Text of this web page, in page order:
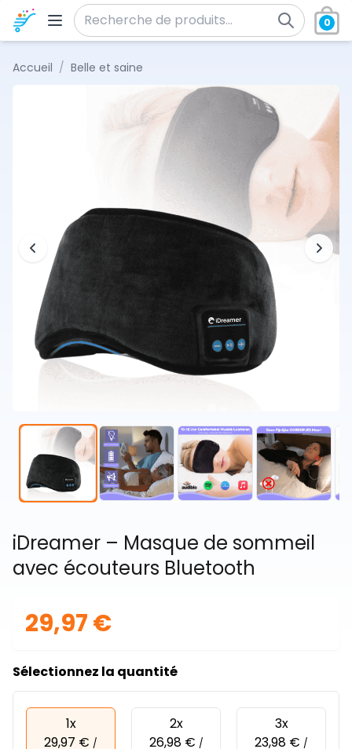
Aller au contenu
Recherche pour :
0
Accueil / Belle et saine
iDreamer – Masque de sommeil
avec écouteurs Bluetooth
29,97 €
Sélectionnez la quantité
1x
29,97 € /
2x
26,98 € /
3x
23,98 € /